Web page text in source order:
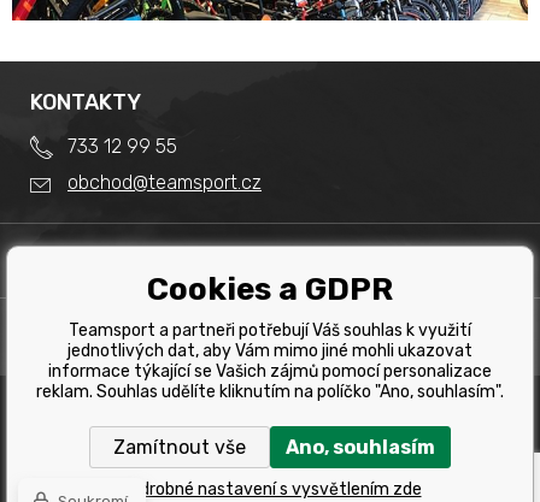
Obchodní podmínky
Splátkový prodej
Reklamace
Tabulka velikostí kol
Tabulka velikostí oblečení
PRODEJNA
Team Sport - Tomáš Binar
Dlouhá 1228/44C
Havířov
KONTAKTY
733 12 99 55
obchod@teamsport.cz
Copyright © 2019 Team Sport Havířov. Všechna pravá
vyhrazena.
Cookies a GDPR
Teamsport a partneři potřebují Váš souhlas k využití
jednotlivých dat, aby Vám mimo jiné mohli ukazovat
informace týkající se Vašich zájmů pomocí personalizace
reklam. Souhlas udělíte kliknutím na políčko "Ano, souhlasím".
Zamítnout vše Ano, souhlasím
Podrobné nastavení s vysvětlením zde